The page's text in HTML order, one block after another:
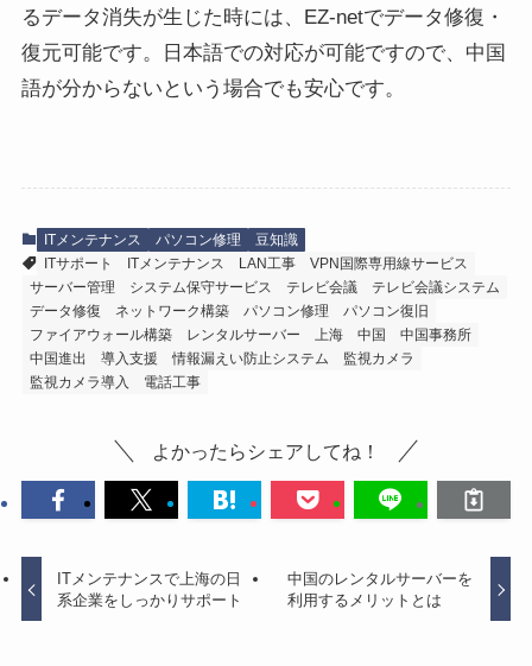
るデータ消失が生じた時には、EZ-netでデータ修復・
復元可能です。日本語での対応が可能ですので、中国
語が分からないという場合でも安心です。
ITメンテナンス パソコン修理
豆知識
ITサポート
ITメンテナンス LAN工事
VPN国際専用線サービス
サーバー管理
システム保守サービス テレビ会議
テレビ会議システム
データ修復
ネットワーク構築 パソコン修理
パソコン復旧
ファイアウォール構築
レンタルサーバー 上海 中国
中国事務所
中国進出
導入支援 情報漏えい防止システム
監視カメラ
監視カメラ導入
電話工事
よかったらシェアしてね！
ITメンテナンスで上海の日
系企業をしっかりサポート
中国のレンタルサーバーを
利用するメリットとは